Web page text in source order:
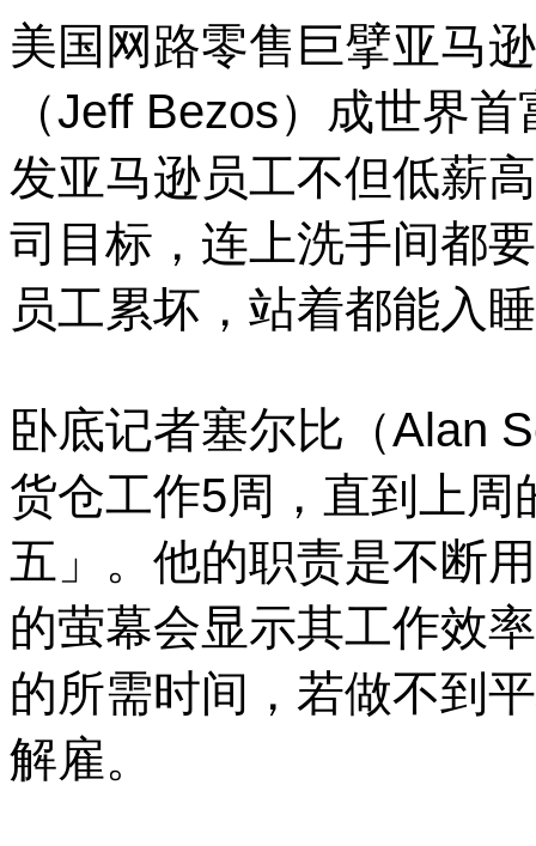
美国网路零售巨擘亚马
（Jeff Bezos）成世界
发亚马逊员工不但低薪
司目标，连上洗手间都
员工累坏，站着都能入
卧底记者塞尔比（Alan
货仓工作5周，直到上
五」。 他的职责是不断
的萤幕会显示其工作效
的所需时间，若做不到
解雇。